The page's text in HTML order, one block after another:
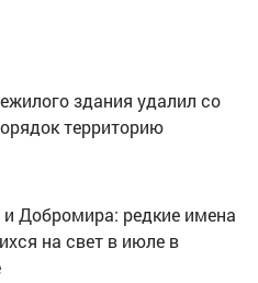
здания удалил со
территорию
Добромира: редкие имена
на свет в июле в